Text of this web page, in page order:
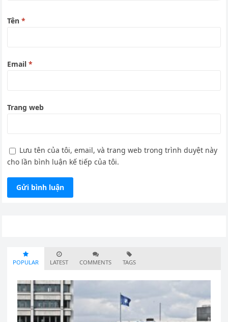
Tên*
Email*
Trang web
Lưu tên của tôi, email, và trang web trong trình duyệt này
cho lần bình luận kế tiếp của tôi.
POPULAR LATEST COMMENTS TAGS